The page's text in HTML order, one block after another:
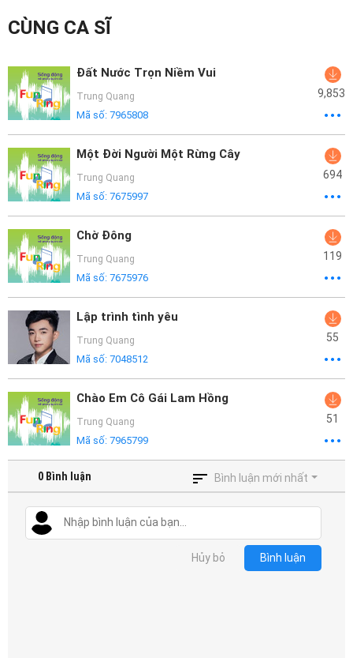
CÙNG CA SĨ
Đất Nước Trọn Niềm Vui
Trung Quang
Mã số: 7965808
9,853
Một Đời Người Một Rừng Cây
Trung Quang
Mã số: 7675997
694
Chờ Đông
Trung Quang
Mã số: 7675976
119
Lập trình tình yêu
Trung Quang
Mã số: 7048512
55
Chào Em Cô Gái Lam Hồng
Trung Quang
Mã số: 7965799
51
0 Bình luận Bình luận mới nhất
Hủy bỏ Bình luận